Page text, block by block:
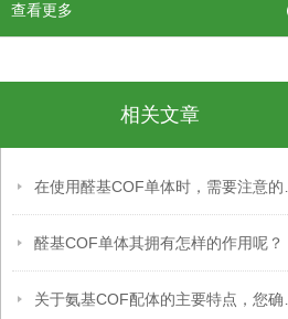
查看更多
相关文章
醛基COF单体其拥有怎样的作用呢？